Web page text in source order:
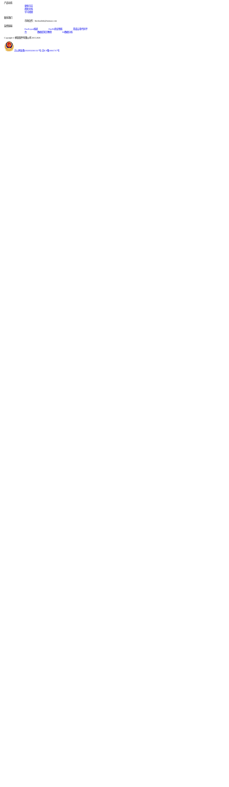
产品动态
更新日志
帮助文档
学习视频
联系我们
市场合作：finedatalink@fanruan.com
友情链接
FineReport报表
FineBI商业智能
简道云零代码平
台
数据库知识教程 BI数据分析
Copyright © 帆软软件有限公司 2015-2026
苏公网安备32020502001567号 苏ICP备18065767号